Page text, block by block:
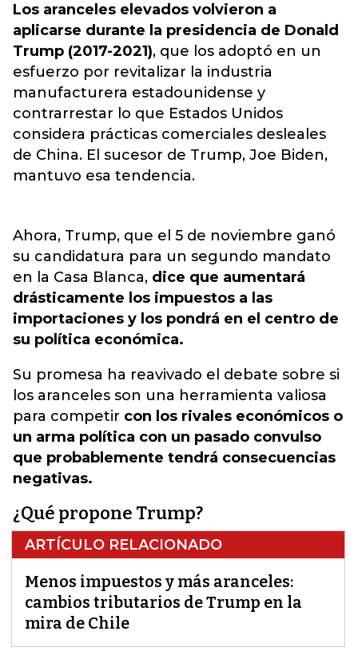
Los aranceles elevados volvieron a
aplicarse durante la presidencia de Donald
Trump (2017-2021), que los adoptó en un
esfuerzo por revitalizar la industria
manufacturera estadounidense y
contrarrestar lo que Estados Unidos
considera prácticas comerciales desleales
de China. El sucesor de Trump, Joe Biden,
mantuvo esa tendencia.
Ahora, Trump, que el 5 de noviembre ganó
su candidatura para un segundo mandato
en la Casa Blanca, dice que aumentará
drásticamente los impuestos a las
importaciones y los pondrá en el centro de
su política económica.
Su promesa ha reavivado el debate sobre si
los aranceles son una herramienta valiosa
para competir con los rivales económicos o
un arma política con un pasado convulso
que probablemente tendrá consecuencias
negativas.
¿Qué propone Trump?
ARTÍCULO RELACIONADO
Menos impuestos y más aranceles:
cambios tributarios de Trump en la
mira de Chile